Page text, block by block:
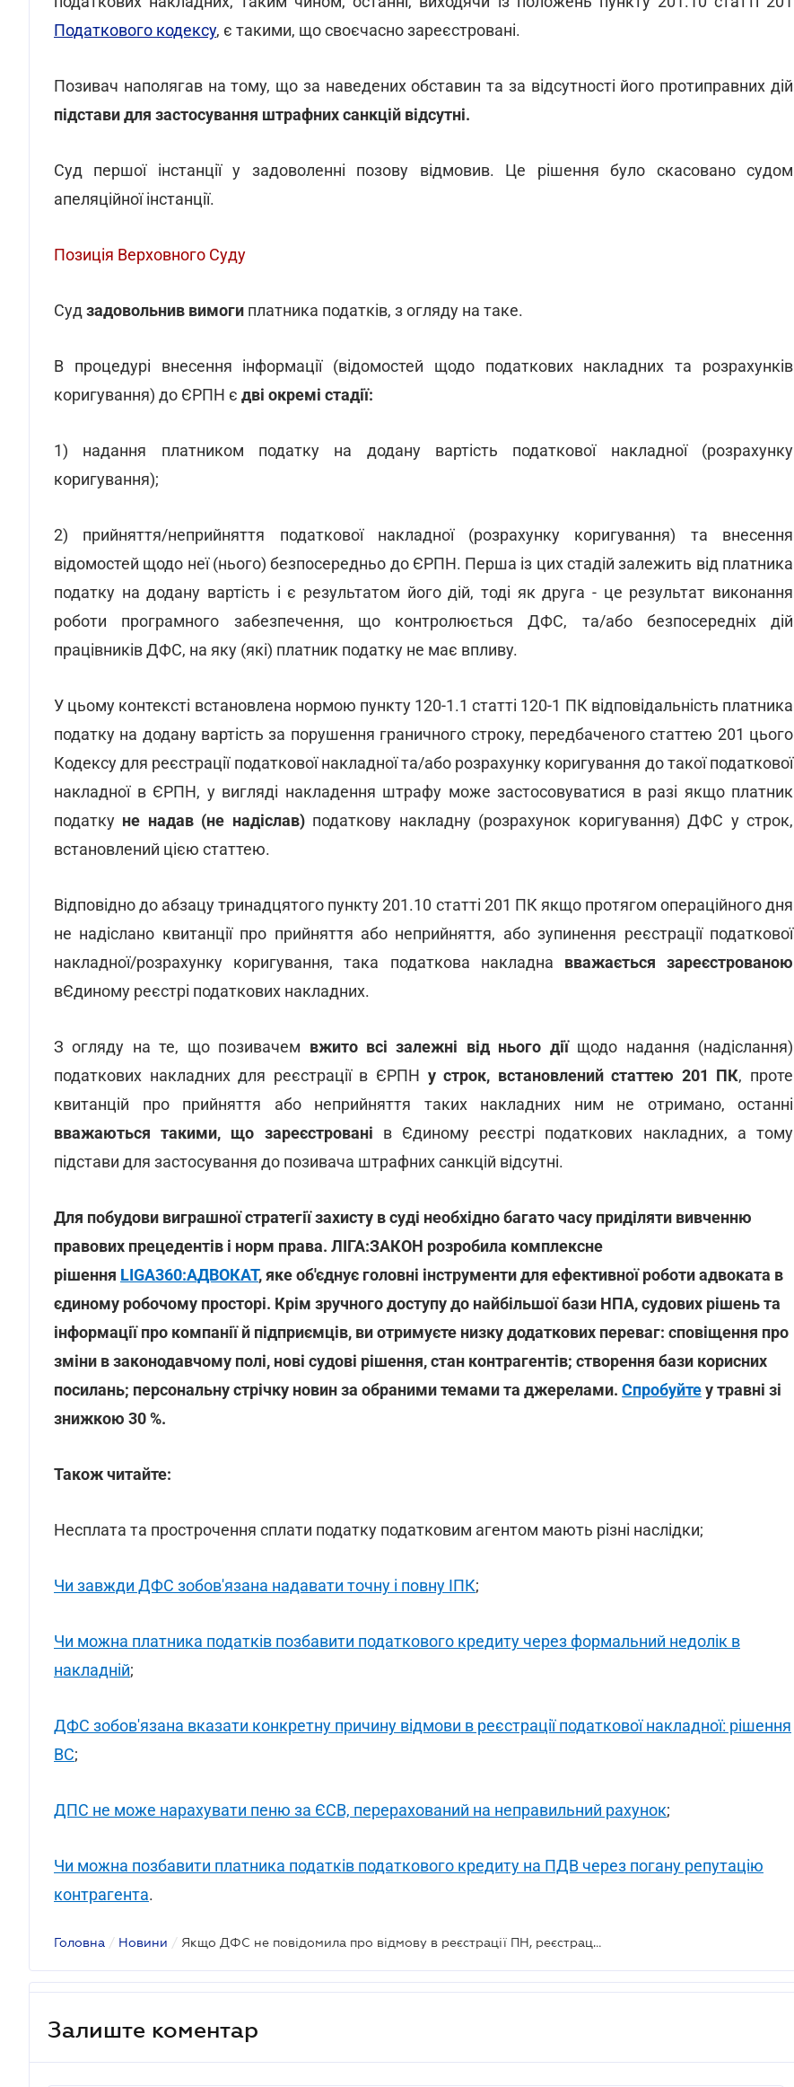
Податкового кодексу, є такими, що своєчасно зареєстровані.
Позивач наполягав на тому, що за наведених обставин та за відсутності його протиправних дій
підстави для застосування штрафних санкцій відсутні.
Суд першої інстанції у задоволенні позову відмовив. Це рішення було скасовано судом
апеляційної інстанції.
Позиція Верховного Суду
Суд задовольнив вимоги платника податків, з огляду на таке.
В процедурі внесення інформації (відомостей щодо податкових накладних та розрахунків
коригування) до ЄРПН є дві окремі стадії:
1) надання платником податку на додану вартість податкової накладної (розрахунку
коригування);
2) прийняття/неприйняття податкової накладної (розрахунку коригування) та внесення
відомостей щодо неї (нього) безпосередньо до ЄРПН. Перша із цих стадій залежить від платника
податку на додану вартість і є результатом його дій, тоді як друга - це результат виконання
роботи програмного забезпечення, що контролюється ДФС, та/або безпосередніх дій
працівників ДФС, на яку (які) платник податку не має впливу.
У цьому контексті встановлена нормою пункту 120-1.1 статті 120-1 ПК відповідальність платника
податку на додану вартість за порушення граничного строку, передбаченого статтею 201 цього
Кодексу для реєстрації податкової накладної та/або розрахунку коригування до такої податкової
накладної в ЄРПН, у вигляді накладення штрафу може застосовуватися в разі якщо платник
податку не надав (не надіслав)податкову накладну (розрахунок коригування) ДФС у строк,
встановлений цією статтею.
Відповідно до абзацу тринадцятого пункту 201.10 статті 201 ПК якщо протягом операційного дня
не надіслано квитанції про прийняття або неприйняття, або зупинення реєстрації податкової
накладної/розрахунку коригування, така податкова накладна вважається зареєстрованою
вЄдиному реєстрі податкових накладних.
З огляду на те, що позивачем вжито всі залежні від нього дії щодо надання (надіслання)
податкових накладних для реєстрації в ЄРПН у строк, встановлений статтею 201 ПК, проте
квитанцій про прийняття або неприйняття таких накладних ним не отримано, останні
вважаються такими, що зареєстровані в Єдиному реєстрі податкових накладних, а тому
підстави для застосування до позивача штрафних санкцій відсутні.
Для побудови виграшної стратегії захисту в суді необхідно багато часу приділяти вивченню
правових прецедентів і норм права. ЛІГА:ЗАКОН розробила комплексне
рішення LIGA360:АДВОКАТ, яке об'єднує головні інструменти для ефективної роботи адвоката в
єдиному робочому просторі. Крім зручного доступу до найбільшої бази НПА, судових рішень та
інформації про компанії й підприємців, ви отримуєте низку додаткових переваг: сповіщення про
зміни в законодавчому полі, нові судові рішення, стан контрагентів; створення бази корисних
посилань; персональну стрічку новин за обраними темами та джерелами. Спробуйтеу травні зі
знижкою 30 %.
Також читайте:
Несплата та прострочення сплати податку податковим агентом мають різні наслідки;
Чи завжди ДФС зобов'язана надавати точну і повну ІПК;
Чи можна платника податків позбавити податкового кредиту через формальний недолік в
накладній;
ДФС зобов'язана вказати конкретну причину відмови в реєстрації податкової накладної: рішення
ВС;
ДПС не може нарахувати пеню за ЄСВ, перерахований на неправильний рахунок;
Чи можна позбавити платника податків податкового кредиту на ПДВ через погану репутацію
контрагента.
Головна / Новини / Якщо ДФС не повідомила про відмову в реєстрації ПН, реєстрація відбулася
Залиште коментар